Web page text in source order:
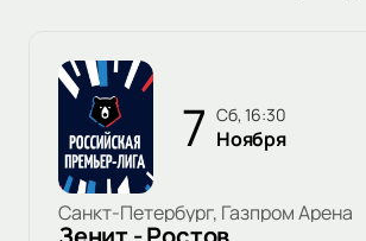
7 сб, 16:30
Ноября
Санкт-Петербург, Газпром Арена